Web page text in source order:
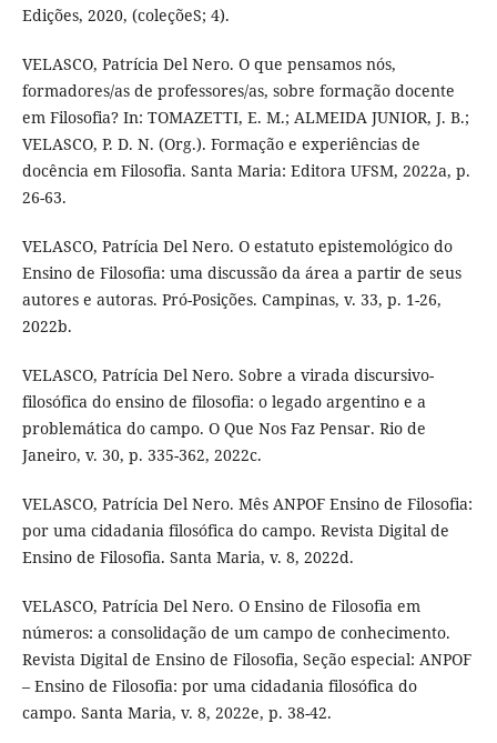
Edições, 2020, (coleçõeS; 4).
VELASCO, Patrícia Del Nero. O que pensamos nós,
formadores/as de professores/as, sobre formação docente
em Filosofia? In: TOMAZETTI, E. M.; ALMEIDA JUNIOR, J. B.;
VELASCO, P. D. N. (Org.). Formação e experiências de
docência em Filosofia. Santa Maria: Editora UFSM, 2022a, p.
26-63.
VELASCO, Patrícia Del Nero. O estatuto epistemológico do
Ensino de Filosofia: uma discussão da área a partir de seus
autores e autoras. Pró-Posições. Campinas, v. 33, p. 1-26,
2022b.
VELASCO, Patrícia Del Nero. Sobre a virada discursivo-
filosófica do ensino de filosofia: o legado argentino e a
problemática do campo. O Que Nos Faz Pensar. Rio de
Janeiro, v. 30, p. 335-362, 2022c.
VELASCO, Patrícia Del Nero. Mês ANPOF Ensino de Filosofia:
por uma cidadania filosófica do campo. Revista Digital de
Ensino de Filosofia. Santa Maria, v. 8, 2022d.
VELASCO, Patrícia Del Nero. O Ensino de Filosofia em
números: a consolidação de um campo de conhecimento.
Revista Digital de Ensino de Filosofia, Seção especial: ANPOF
– Ensino de Filosofia: por uma cidadania filosófica do
campo. Santa Maria, v. 8, 2022e, p. 38-42.